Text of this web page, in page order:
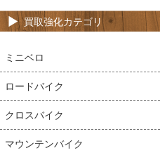
買取強化カテゴリ
ミニベロ
ロードバイク
クロスバイク
マウンテンバイク